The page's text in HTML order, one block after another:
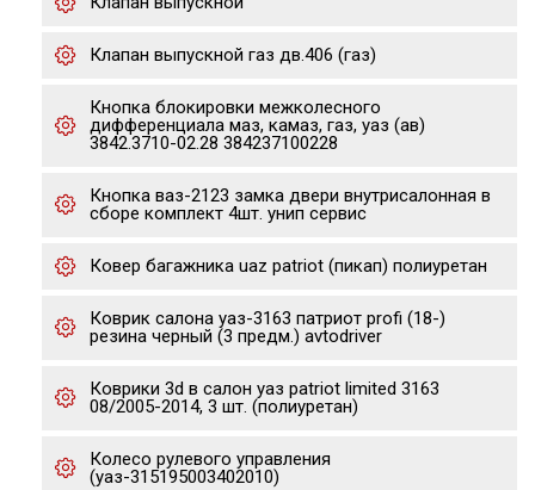
Клапан выпускной газ дв.406 (газ)
Кнопка блокировки межколесного
дифференциала маз, камаз, газ, уаз (ав)
3842.3710-02.28 384237100228
Кнопка ваз-2123 замка двери внутрисалонная в
сборе комплект 4шт. унип сервис
Ковер багажника uaz patriot (пикап) полиуретан
Коврик салона уаз-3163 патриот profi (18-)
резина черный (3 предм.) avtodriver
Коврики 3d в салон уаз patriot limited 3163
08/2005-2014, 3 шт. (полиуретан)
Колесо рулевого управления
(уаз-315195003402010)